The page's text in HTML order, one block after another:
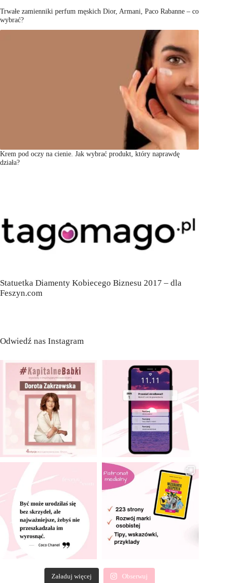
Trwałe zamienniki perfum męskich Dior, Armani, Paco Rabanne – co
wybrać?
Krem pod oczy na cienie. Jak wybrać produkt, który naprawdę
działa?
Statuetka Diamenty Kobiecego Biznesu 2017 – dla
Feszyn.com
Odwiedź nas Instagram
Załaduj więcej Obserwuj